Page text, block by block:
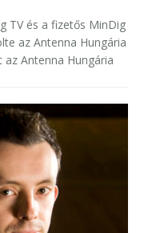
TV és a fizetős MinDig
az Antenna Hungária